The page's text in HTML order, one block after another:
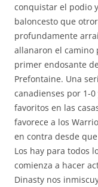
conquistar el podio
baloncesto que
profundamente
allanaron el camino
primer endosante
Prefontaine. Una
canadienses por 1-
favoritos en las
favorece a los
en contra desde
Los hay para todos
comienza a hacer
Dinasty nos